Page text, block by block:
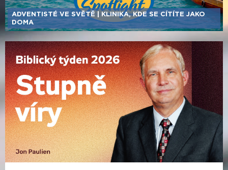
ADVENTISTÉ VE SVĚTĚ | KLINIKA, KDE SE CÍTÍTE JAKO
DOMA